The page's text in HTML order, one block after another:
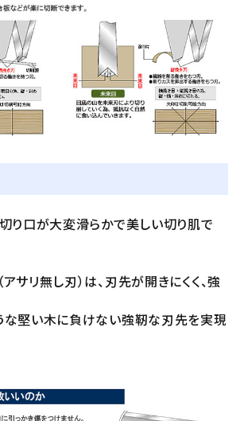
り口が大変滑らかで美しい切り肌で
サリ無し刃）は、刃先が開きにくく、強
な堅い木に負けない強靭な刃先を実現